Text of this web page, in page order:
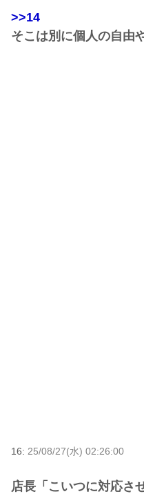
>>14
そこは別に個人の自由
16: 25/08/27(水) 02:26:00
店長「こいつに対応さ